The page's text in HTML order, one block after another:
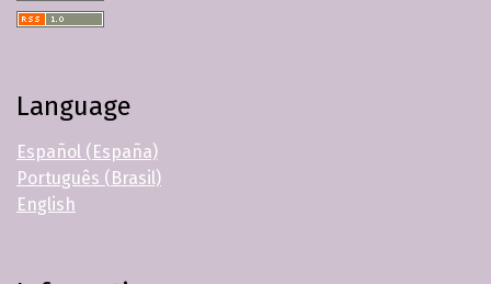
Language
Español (España)
Português (Brasil)
English